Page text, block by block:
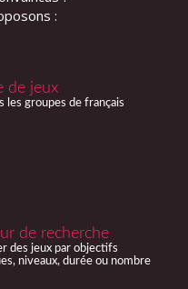
:
de jeux
les groupes de français
de recherche
des jeux par objectifs
niveaux, durée ou nombre